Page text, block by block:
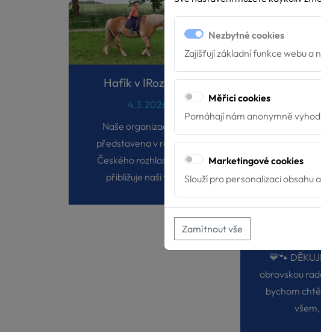
Hafík v IRozhlasu
4.3.2026
Naše organizace byla
představena v reportáži
Českého rozhlasu, která
přibližuje naši více...
💙🐾
obrovskou
bychom
Nezbytné cookies
Zajišťují základní funkce webu a
Měřicí cookies
Pomáhají nám anonymně
Marketingové cookies
Slouží pro personalizaci obsahu
Zamítnout vše